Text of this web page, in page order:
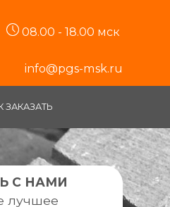
08.00 - 18.00 мск
info@pgs-msk.ru
ЗАКАЗАТЬ
С НАМИ
лучшее